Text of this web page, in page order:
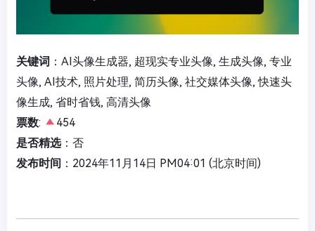
关键词 ：AI头像生成器, 超现实专业头像, 生成头像, 专业
头像, AI技术, 照片处理, 简历头像, 社交媒体头像, 快速头
像生成, 省时省钱, 高清头像
票数:
454
是否精选：否
发布时间 ：2024年11月14日 PM04:01 (北京时间)